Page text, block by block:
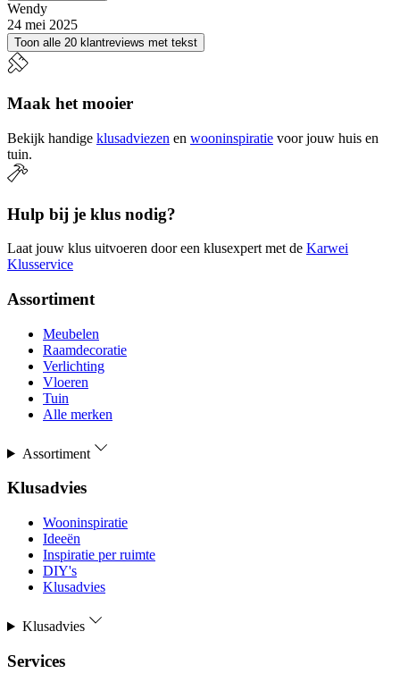
Wendy
24 mei 2025
Toon alle 20 klantreviews met tekst
Maak het mooier
Bekijk handige klusadviezen en wooninspiratie voor jouw huis en
tuin.
Hulp bij je klus nodig?
Laat jouw klus uitvoeren door een klusexpert met de Karwei
Klusservice
Assortiment
Meubelen
Raamdecoratie
Verlichting
Vloeren
Tuin
Alle merken
Assortiment
Klusadvies
Wooninspiratie
Ideeën
Inspiratie per ruimte
DIY's
Klusadvies
Klusadvies
Services